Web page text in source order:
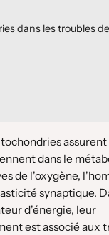
dans les troubles de
dans le
de l'oxygène,
synaptique.
d'énergie, leur
est associé aux